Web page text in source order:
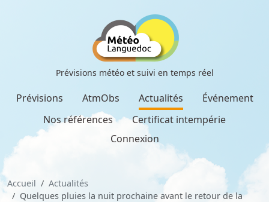
Prévisions météo et suivi en temps réel
Prévisions AtmObs Actualités
Événement
Nos références
Certificat intempérie
Connexion
Accueil
Actualités
Quelques pluies la nuit prochaine avant le retour de la